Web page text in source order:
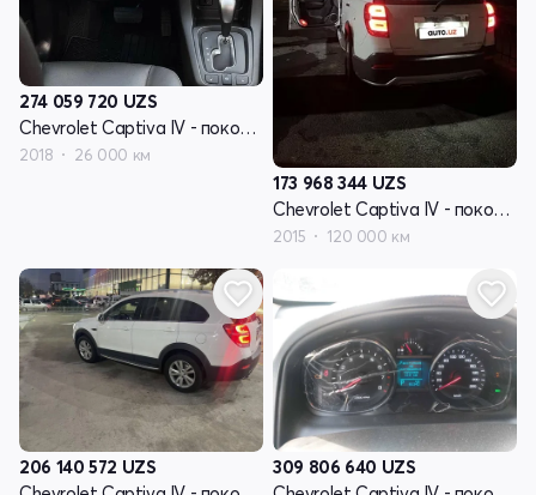
274 059 720 UZS
Chevrolet Captiva IV - поколение
2018 26 000 км
173 968 344 UZS
Chevrolet Captiva IV - поколение
2015 120 000 км
206 140 572 UZS
309 806 640 UZS